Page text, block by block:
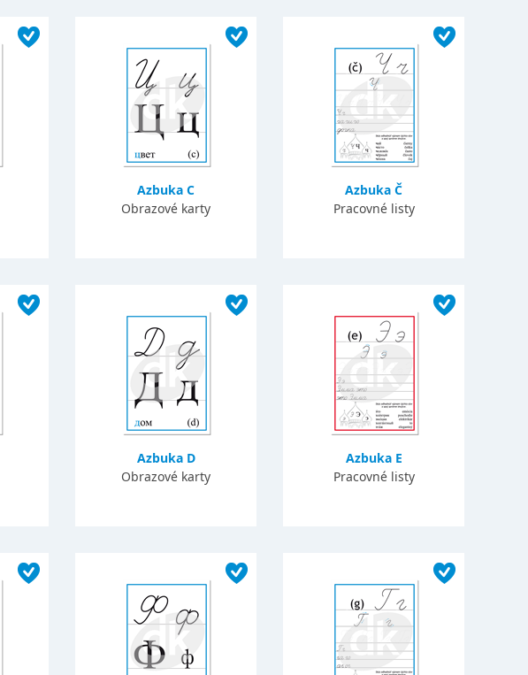
Azbuka C
Obrazové karty
Azbuka Č
Pracovné listy
Azbuka D
Obrazové karty
Azbuka E
Pracovné listy